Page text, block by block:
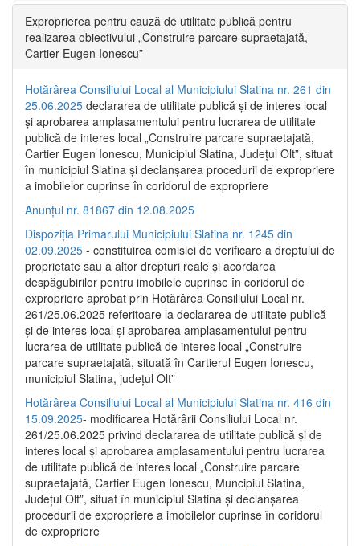
Exproprierea pentru cauză de utilitate publică pentru
realizarea obiectivului „Construire parcare supraetajată,
Cartier Eugen Ionescu”
Hotărârea Consiliului Local al Municipiului Slatina nr. 261 din
25.06.2025 declararea de utilitate publică și de interes local
și aprobarea amplasamentului pentru lucrarea de utilitate
publică de interes local „Construire parcare supraetajată,
Cartier Eugen Ionescu, Municipiul Slatina, Județul Olt”, situat
în municipiul Slatina și declanșarea procedurii de expropriere
a imobilelor cuprinse în coridorul de expropriere
Anunțul nr. 81867 din 12.08.2025
Dispoziția Primarului Municipiului Slatina nr. 1245 din
02.09.2025 - constituirea comisiei de verificare a dreptului de
proprietate sau a altor drepturi reale și acordarea
despăgubirilor pentru imobilele cuprinse în coridorul de
expropriere aprobat prin Hotărârea Consiliului Local nr.
261/25.06.2025 referitoare la declararea de utilitate publică
și de interes local și aprobarea amplasamentului pentru
lucrarea de utilitate publică de interes local „Construire
parcare supraetajată, situată în Cartierul Eugen Ionescu,
municipiul Slatina, județul Olt”
Hotărârea Consiliului Local al Municipiului Slatina nr. 416 din
15.09.2025- modificarea Hotărârii Consiliului Local nr.
261/25.06.2025 privind declararea de utilitate publică și de
interes local și aprobarea amplasamentului pentru lucrarea
de utilitate publică de interes local „Construire parcare
supraetajată, Cartier Eugen Ionescu, Muncipiul Slatina,
Județul Olt”, situat în municipiul Slatina și declanșarea
procedurii de expropriere a imobilelor cuprinse în coridorul
de expropriere